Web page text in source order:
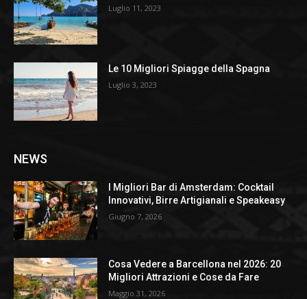
Luglio 11, 2023
Le 10 Migliori Spiagge della Spagna
Luglio 3, 2023
NEWS
I Migliori Bar di Amsterdam: Cocktail
Innovativi, Birre Artigianali e Speakeasy
Giugno 7, 2026
Cosa Vedere a Barcellona nel 2026: 20
Migliori Attrazioni e Cose da Fare
Maggio 31, 2026